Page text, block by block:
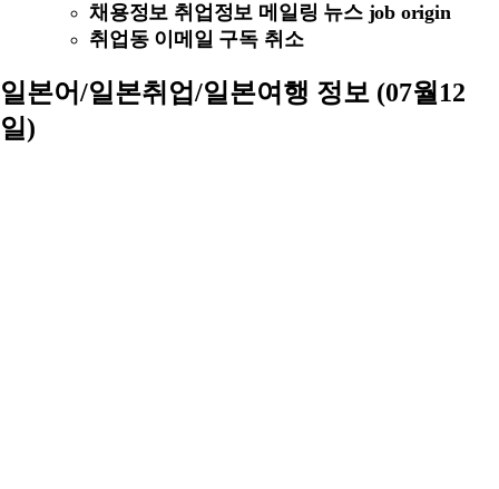
채용정보 취업정보 메일링 뉴스 job origin
취업동 이메일 구독 취소
일본어/일본취업/일본여행 정보 (07월12
일)